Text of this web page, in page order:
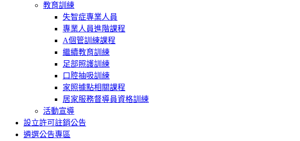
教育訓練
失智症專業人員
專業人員進階課程
A個管訓練課程
繼續教育訓練
足部照護訓練
口腔抽吸訓練
家照據點相關課程
居家服務督導員資格訓練
活動宣導
設立許可註銷公告
遴選公告專區